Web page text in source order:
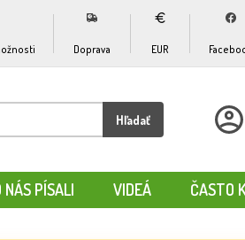
Doprava EUR
Hľadať
NÁS PÍSALI VIDEÁ ČASTO